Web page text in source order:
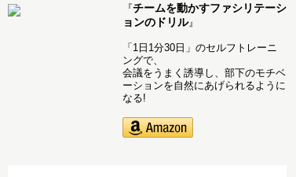
『チームを動かすファシリテーシ
ョンのドリル』
「1日1分30日」のセルフトレーニ
ングで、
会議をうまく誘導し、部下のモチベ
ーションを自然にあげられるように
なる!